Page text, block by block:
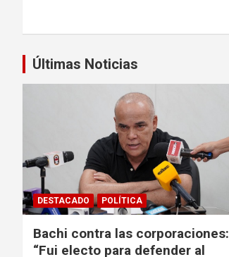
Últimas Noticias
DESTACADO POLÍTICA
Bachi contra las corporaciones:
“Fui electo para defender al